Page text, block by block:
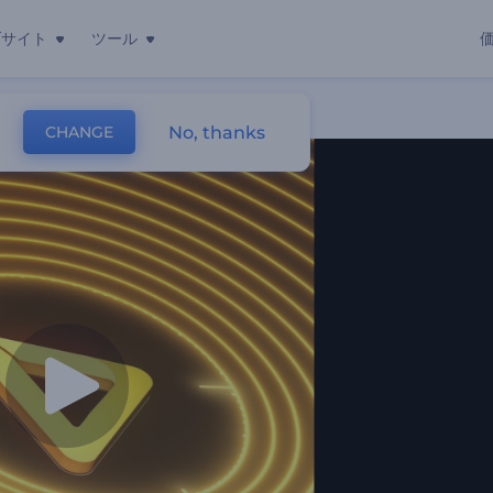
イト ツール
ライザー
CHANGE No, thanks